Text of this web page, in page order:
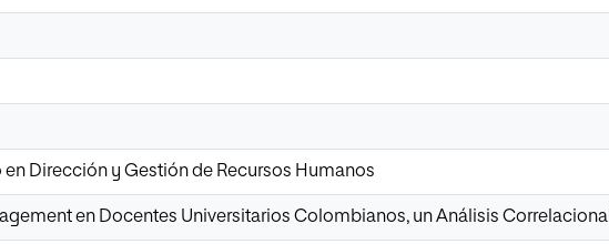
en Dirección y Gestión de Recursos Humanos
en Docentes Universitarios Colombianos, un Análisis Correlacional